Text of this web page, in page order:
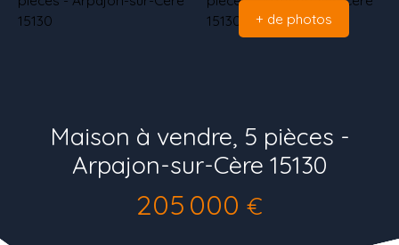
+ de photos
Maison à vendre, 5 pièces -
Arpajon-sur-Cère 15130
205 000 €